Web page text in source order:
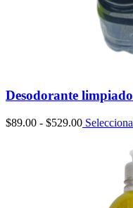
Desodorante
$89.00 - $529.00Rango
$529.00